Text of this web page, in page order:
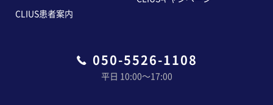
050-5526-1108
平日 10:00〜17:00
CLIUS患者案内